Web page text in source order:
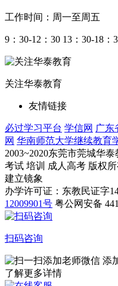
工作时间：周一至周五
9：30-12：30 13：30-18：
关注华泰教育
友情链接
必过学习平台 学信网 广东
网 华南师范大学继续教育
2003~2020东莞市莞城华
考试 培训 成人高考 版权
建立镜象
办学许可证：东教民证字
12009901号 粤公网安备
扫码咨询
添
了解更多详情